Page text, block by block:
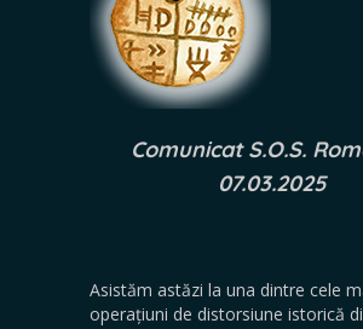
Comunicat S.O.S.
07.03.2025
Asistăm astăzi la una dintre cele
operațiuni de distorsiune istorică